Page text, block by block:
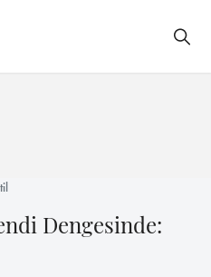
Dengesinde: